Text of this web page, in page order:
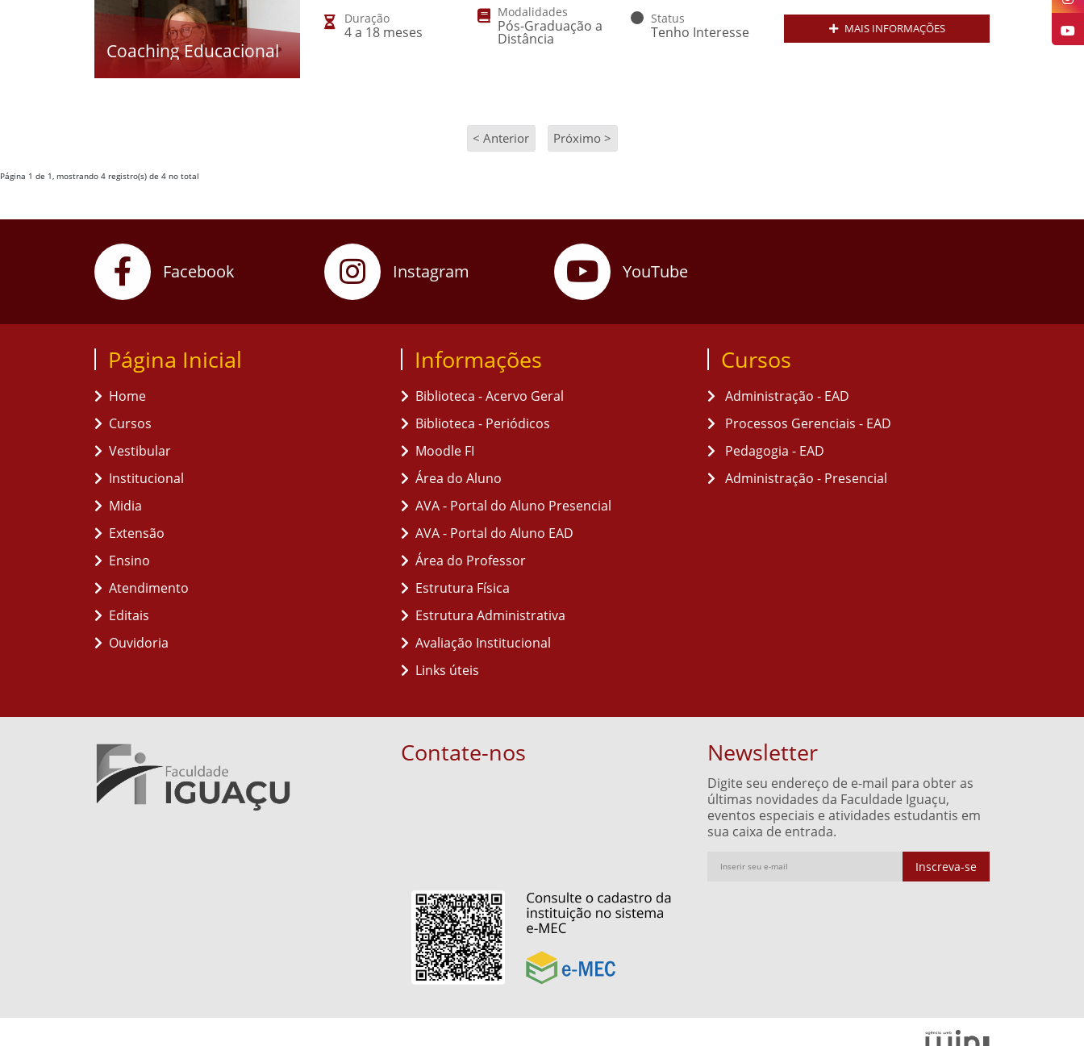
Coaching Educacional
Duração
4 a 18 meses
Modalidades
Pós-Graduação a
Distância
Status
Tenho Interesse MAIS INFORMAÇÕES
< Anterior Próximo >
Página 1 de 1, mostrando 4 registro(s) de 4 no total
Facebook Instagram YouTube
Página Inicial
Home
Cursos
Vestibular
Institucional
Midia
Extensão
Ensino
Atendimento
Editais
Ouvidoria
Informações
Biblioteca - Acervo Geral
Biblioteca - Periódicos
Moodle FI
Área do Aluno
AVA - Portal do Aluno Presencial
AVA - Portal do Aluno EAD
Área do Professor
Estrutura Física
Estrutura Administrativa
Avaliação Institucional
Links úteis
Cursos
Administração - EAD
Processos Gerenciais - EAD
Pedagogia - EAD
Administração - Presencial
Contate-nos Newsletter
Digite seu endereço de e-mail para obter as
últimas novidades da Faculdade Iguaçu,
eventos especiais e atividades estudantis em
sua caixa de entrada.
Inscreva-se